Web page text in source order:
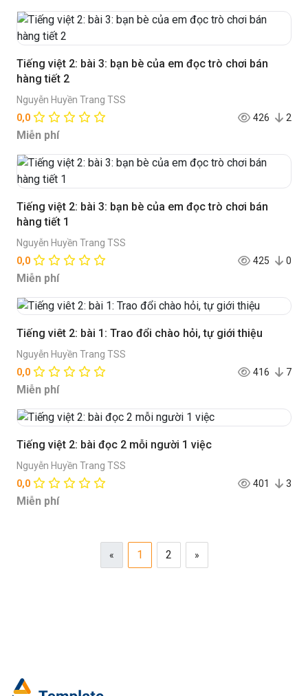
Tiếng việt 2: bài 3: bạn bè của em đọc trò chơi bán
hàng tiết 2
Nguyễn Huyền Trang TSS
0,0
426 2
Miễn phí
Tiếng việt 2: bài 3: bạn bè của em đọc trò chơi bán
hàng tiết 1
Nguyễn Huyền Trang TSS
0,0
425 0
Miễn phí
Tiếng viêt 2: bài 1: Trao đổi chào hỏi, tự giới thiệu
Nguyễn Huyền Trang TSS
0,0
416 7
Miễn phí
Tiếng việt 2: bài đọc 2 mỗi người 1 việc
Nguyễn Huyền Trang TSS
0,0
401 3
Miễn phí
« 1 2 »